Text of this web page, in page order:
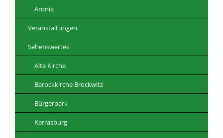
Aronia
Veranstaltungen
Sehenswertes
Alte Kirche
Barockkirche Brockwitz
Bürgerpark
Karrasburg